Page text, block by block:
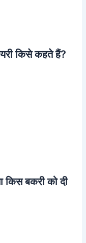
किसे कहते हैं?
किस बकरी को दी